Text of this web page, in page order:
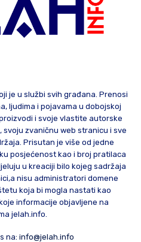
je u službi svih građana. Prenosi
ljudima i pojavama u dobojskoj
i svoje vlastite autorske
zvaničnu web stranicu i sve
Prisutan je više od jedne
posjećenost kao i broj pratilaca
u kreaciji bilo kojeg sadržaja
nisu administratori domene
koja bi mogla nastati kao
informacije objavljene na
jelah.info.
na: info@jelah.info